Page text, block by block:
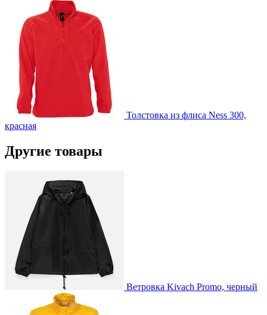
Толстовка из флиса Ness 300,
красная
Другие товары
Ветровка Kivach Promo, черный